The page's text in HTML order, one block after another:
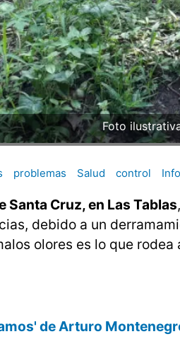
Foto
problemas Salud control
Cruz, en Las Tablas
debido a un
olores es lo que rodea
de Arturo